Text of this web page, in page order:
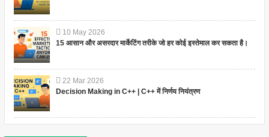
10 May 2026
15 आसान और असरदार मार्केटिंग तरीके जो हर कोई इस्तेमाल कर सकता है।
22 Mar 2026
Decision Making in C++ | C++ में निर्णय नियंत्रण